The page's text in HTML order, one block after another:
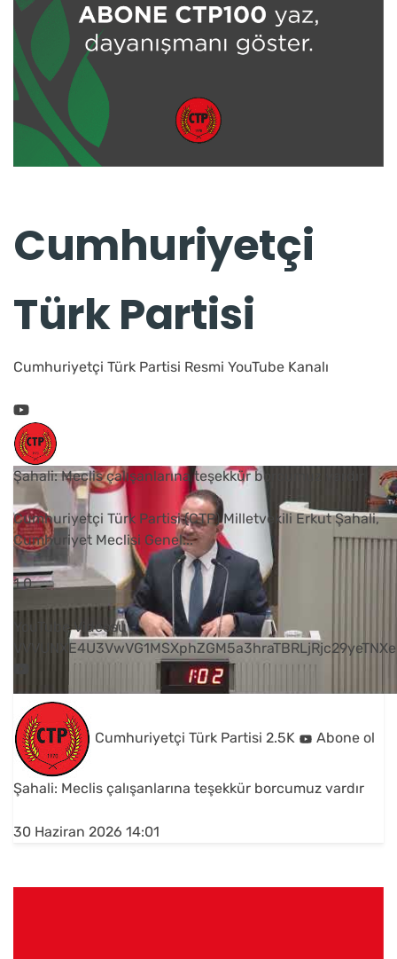
Cumhuriyetçi
Türk Partisi
Cumhuriyetçi Türk Partisi Resmi YouTube Kanalı
Şahali: Meclis çalışanlarına teşekkür borcumuz vardır
Cumhuriyetçi Türk Partisi (CTP) Milletvekili Erkut Şahali,
Cumhuriyet Meclisi Genel...
1 0
YouTube Videosu
Cumhuriyetçi Türk Partisi 2.5K Abone ol
Şahali: Meclis çalışanlarına teşekkür borcumuz vardır
30 Haziran 2026 14:01